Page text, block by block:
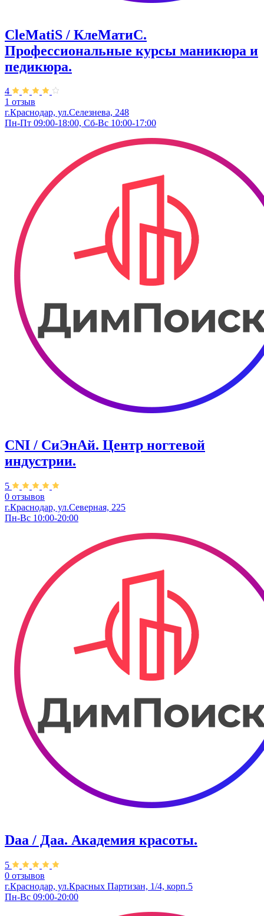
CleMatiS / КлеМатиС.
Профессиональные курсы маникюра и
педикюра.
4
1 отзыв
г.Краснодар, ул.Селезнева, 248
Пн-Пт 09:00-18:00, Сб-Вс 10:00-17:00
CNI / СиЭнАй. Центр ногтевой
индустрии.
5
0 отзывов
г.Краснодар, ул.Северная, 225
Пн-Вс 10:00-20:00
Daa / Даа. Академия красоты.
5
0 отзывов
г.Краснодар, ул.Красных Партизан, 1/4, корп.5
Пн-Вс 09:00-20:00